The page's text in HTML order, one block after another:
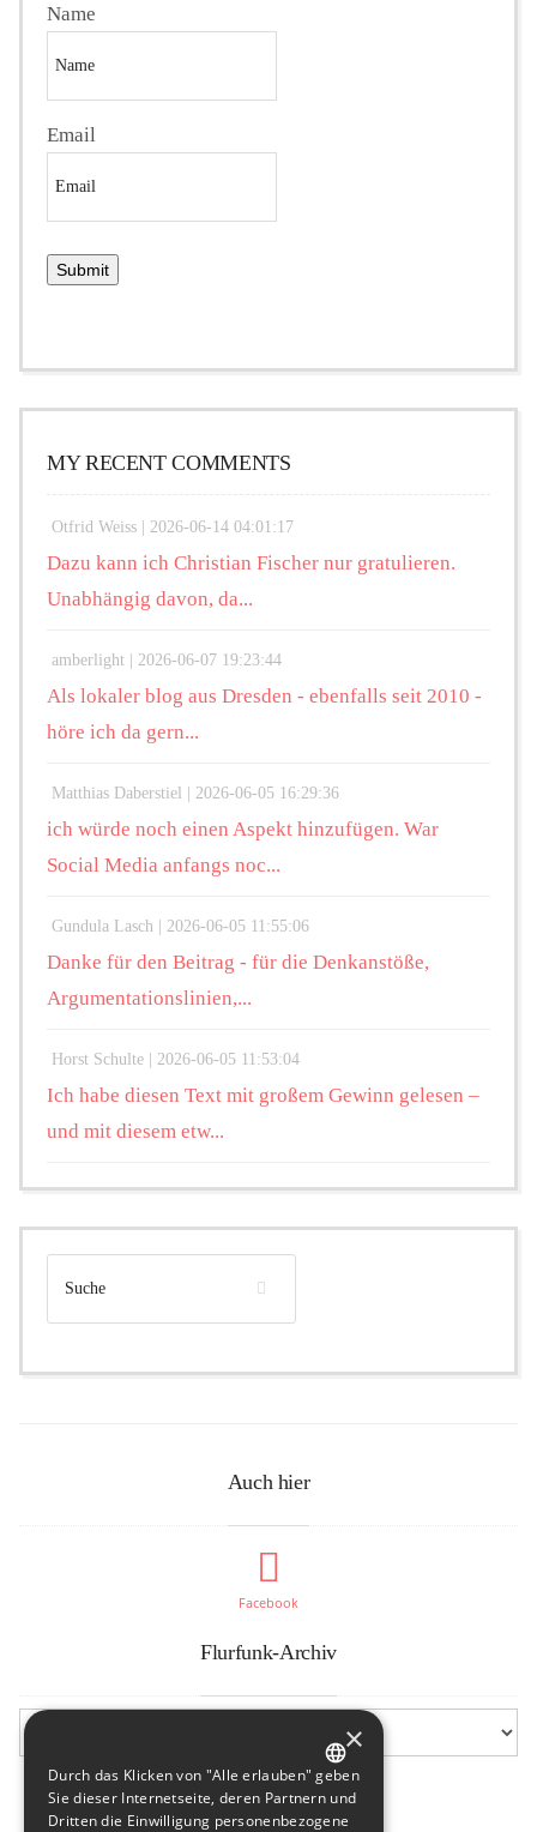
Name
Email
MY RECENT COMMENTS
Otfrid Weiss | 2026-06-14 04:01:17
Dazu kann ich Christian Fischer nur gratulieren.
Unabhängig davon, da...
amberlight | 2026-06-07 19:23:44
Als lokaler blog aus Dresden - ebenfalls seit 2010 -
höre ich da gern...
Matthias Daberstiel | 2026-06-05 16:29:36
ich würde noch einen Aspekt hinzufügen. War
Social Media anfangs noc...
Gundula Lasch | 2026-06-05 11:55:06
Danke für den Beitrag - für die Denkanstöße,
Argumentationslinien,...
Horst Schulte | 2026-06-05 11:53:04
Ich habe diesen Text mit großem Gewinn gelesen –
und mit diesem etw...
Auch hier
Facebook
Flurfunk-Archiv
GERMAN
×
Durch das Klicken von "Alle erlauben" geben
Sie dieser Internetseite, deren Partnern und
Dritten die Einwilligung personenbezogene